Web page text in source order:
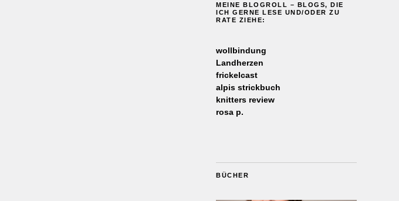
MEINE BLOGROLL – BLOGS, DIE
ICH GERNE LESE UND/ODER ZU
RATE ZIEHE:
wollbindung
Landherzen
frickelcast
alpis strickbuch
knitters review
rosa p.
BÜCHER